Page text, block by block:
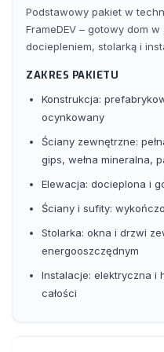
strefowanie i ergonomia:
bezpośrednie zaplecze
w jednym: dwa pokoje z
osobny apartament na
wejściu. Jakość życia: taras przy jadalni, doświetlony salon,
prywatna strefa relaksu w piwnicy. Elastyczność
(rodzice/dzieci/gabinet/
półprofesjonalnego (usługi
Podstawowy pakiet w
FrameDEV – gotowy dom
dociepleniem, stolarką i
ZAKRES PAKIETU
Konstrukcja:
ocynkowany
Ściany zewnętrzne:
gips, wełna mineralna,
Elewacja: docieplona i
Ściany i sufity:
Stolarka: okna i drzwi
energooszczędnym
Instalacje: elektryczna i
całości